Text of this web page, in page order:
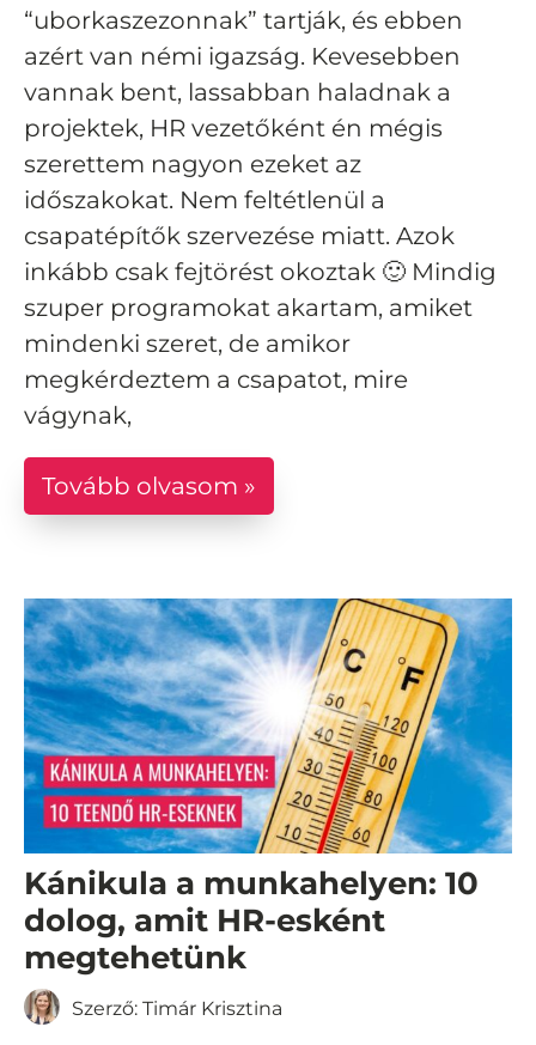
“uborkaszezonnak” tartják, és ebben
azért van némi igazság. Kevesebben
vannak bent, lassabban haladnak a
projektek, HR vezetőként én mégis
szerettem nagyon ezeket az
időszakokat. Nem feltétlenül a
csapatépítők szervezése miatt. Azok
inkább csak fejtörést okoztak 🙂 Mindig
szuper programokat akartam, amiket
mindenki szeret, de amikor
megkérdeztem a csapatot, mire
vágynak,
Tovább olvasom »
Kánikula a munkahelyen: 10
dolog, amit HR-esként
megtehetünk
Szerző: Timár Krisztina